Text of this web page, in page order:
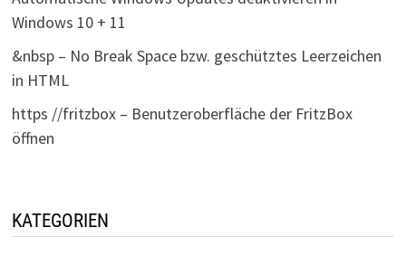
Windows 10 + 11
&nbsp – No Break Space bzw. geschütztes Leerzeichen
in HTML
https //fritzbox – Benutzeroberfläche der FritzBox
öffnen
KATEGORIEN